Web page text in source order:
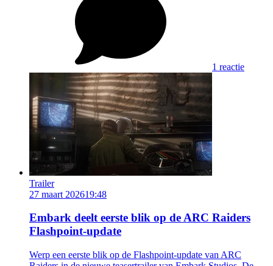
1 reactie
Trailer
27 maart 202619:48
Embark deelt eerste blik op de ARC Raiders
Flashpoint-update
Werp een eerste blik op de Flashpoint-update van ARC